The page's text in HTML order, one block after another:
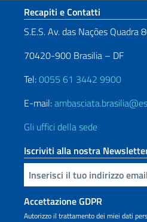
Sezione footer
Recapiti e Contatti
S.E.S. Av. das Nações Quadra
70420-900 Brasilia – DF
Tel:0055 61 3442 9900
E-mail:
Gli uffici della sede
Iscriviti alla nostra
Inserisci la tua email
Accettazione GDPR
Autorizzo il trattamento dei miei dati